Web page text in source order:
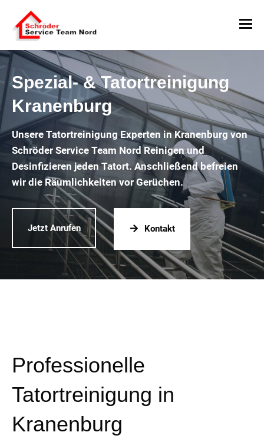
Spezial- & Tatortreinigung
Kranenburg
Unsere Tatortreinigung Experten in Kranenburg von
Schröder Service Team Nord Reinigen und
Desinfizieren jeden Tatort. Anschließend befreien
wir die Räumlichkeiten vor Gerüchen.
Jetzt Anrufen Kontakt
Professionelle
Tatortreinigung in
Kranenburg